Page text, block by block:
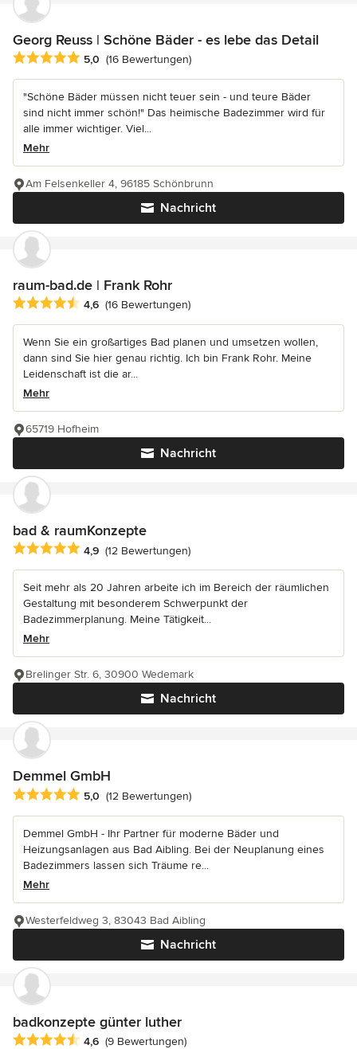
Georg Reuss | Schöne Bäder - es lebe das Detail
Durchschnittliche Bewertung: 5 von 5 Sternen
5,0 (16 Bewertungen)
"Schöne Bäder müssen nicht teuer sein - und teure Bäder
sind nicht immer schön!" Das heimische Badezimmer wird für
alle immer wichtiger. Viel...
Mehr
Nachricht
Am Felsenkeller 4, 96185 Schönbrunn
raum-bad.de | Frank Rohr
Durchschnittliche Bewertung: 4.6 von 5 Sternen
4,6 (16 Bewertungen)
Wenn Sie ein großartiges Bad planen und umsetzen wollen,
dann sind Sie hier genau richtig. Ich bin Frank Rohr. Meine
Leidenschaft ist die ar...
Mehr
Nachricht
65719 Hofheim
bad & raumKonzepte
Durchschnittliche Bewertung: 4.9 von 5 Sternen
4,9 (12 Bewertungen)
Seit mehr als 20 Jahren arbeite ich im Bereich der räumlichen
Gestaltung mit besonderem Schwerpunkt der
Badezimmerplanung. Meine Tätigkeit...
Mehr
Nachricht
Brelinger Str. 6, 30900 Wedemark
Demmel GmbH
Durchschnittliche Bewertung: 5 von 5 Sternen
5,0 (12 Bewertungen)
Demmel GmbH - Ihr Partner für moderne Bäder und
Heizungsanlagen aus Bad Aibling. Bei der Neuplanung eines
Badezimmers lassen sich Träume re...
Mehr
Nachricht
Westerfeldweg 3, 83043 Bad Aibling
badkonzepte günter luther
Durchschnittliche Bewertung: 4.6 von 5 Sternen
4,6 (9 Bewertungen)